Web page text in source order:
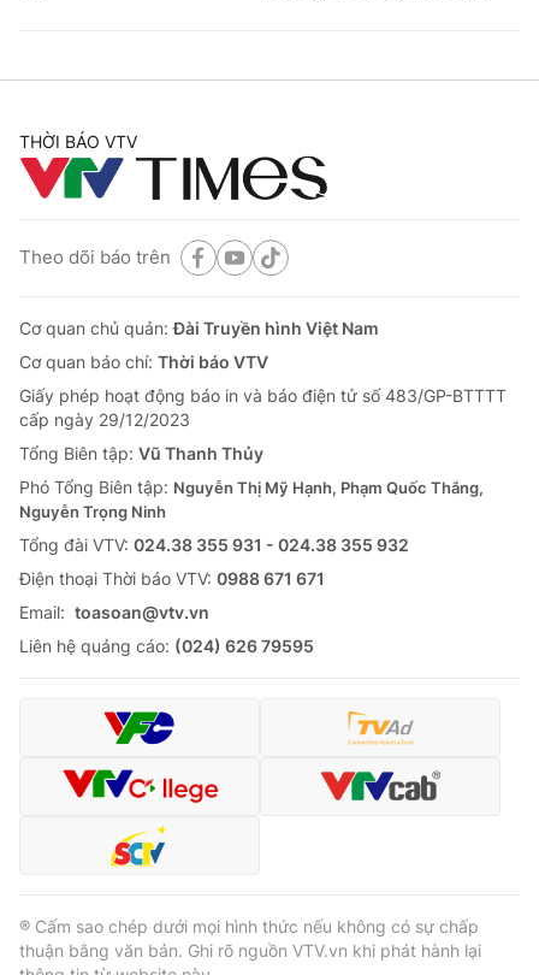
THỜI BÁO VTV
Theo dõi báo trên
Cơ quan chủ quản:Đài Truyền hình Việt Nam
Cơ quan báo chí: Thời báo VTV
Giấy phép hoạt động báo in và báo điện tử số 483/GP-BTTTT
cấp ngày 29/12/2023
Tổng Biên tập: Vũ Thanh Thủy
Phó Tổng Biên tập: Nguyễn Thị Mỹ Hạnh, Phạm Quốc Thắng,
Nguyễn Trọng Ninh
Tổng đài VTV: 024.38 355 931 - 024.38 355 932
Ðiện thoại Thời báo VTV: 0988 671 671
Email: toasoan@vtv.vn
Liên hệ quảng cáo: (024) 626 79595
® Cấm sao chép dưới mọi hình thức nếu không có sự chấp
thuận bằng văn bản. Ghi rõ nguồn VTV.vn khi phát hành lại